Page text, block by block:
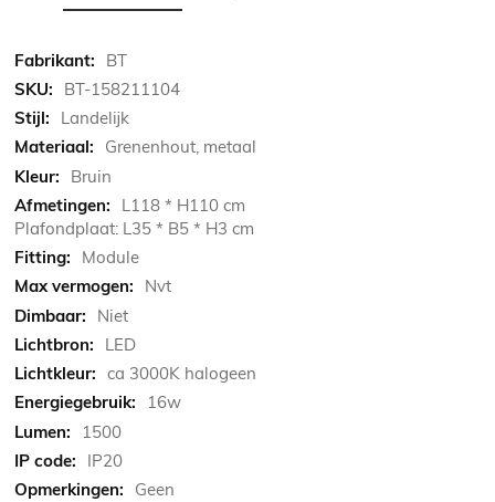
Meer
informatie
BT
BT-158211104
Landelijk
Grenenhout, metaal
Bruin
L118 * H110 cm
Plafondplaat: L35 * B5 * H3 cm
Module
Nvt
Niet
LED
ca 3000K halogeen
16w
1500
IP20
Geen